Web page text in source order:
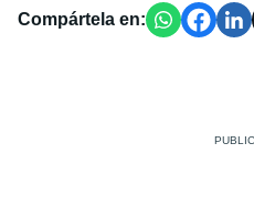
Compártela en: